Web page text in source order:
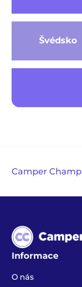
Švédsko
Camper Champ
Informace
O nás